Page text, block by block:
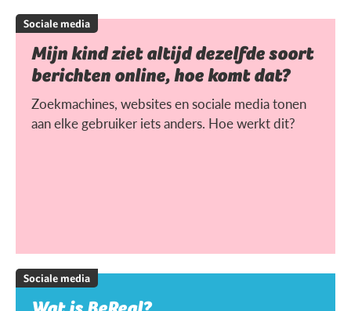
Sociale media
Mijn kind ziet altijd dezelfde soort
berichten online, hoe komt dat?
Zoekmachines, websites en sociale media tonen
aan elke gebruiker iets anders. Hoe werkt dit?
Sociale media